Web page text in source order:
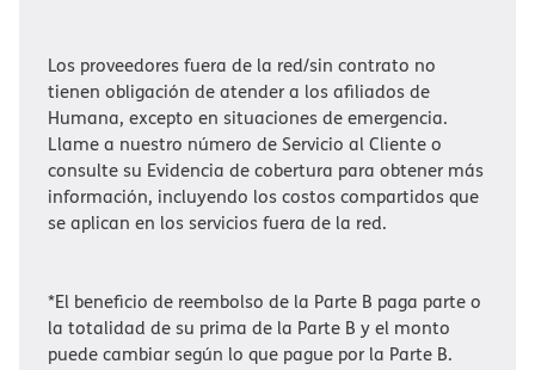
Los proveedores fuera de la red/sin contrato no
tienen obligación de atender a los afiliados de
Humana, excepto en situaciones de emergencia.
Llame a nuestro número de Servicio al Cliente o
consulte su Evidencia de cobertura para obtener más
información, incluyendo los costos compartidos que
se aplican en los servicios fuera de la red.​​
*El beneficio de reembolso de la Parte B paga parte o
la totalidad de su prima de la Parte B y el monto
puede cambiar según lo que pague por la Parte B.​​